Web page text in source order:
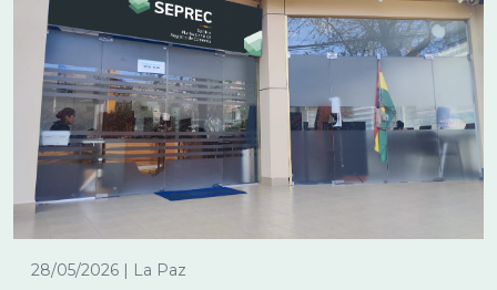
28/05/2026 | La Paz